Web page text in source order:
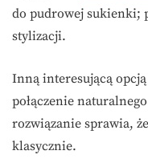
do pudrowej sukienki;
stylizacji.
Inną interesującą
połączenie
rozwiązanie sprawia,
klasycznie.